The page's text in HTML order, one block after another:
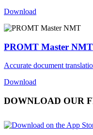
Download
PROMT Master NMT
Accurate document
Download
DOWNLOAD OUR